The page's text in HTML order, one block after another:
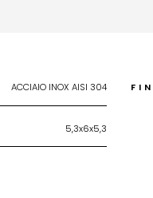
ACCIAIO INOX AISI 304
5,3x6x5,3